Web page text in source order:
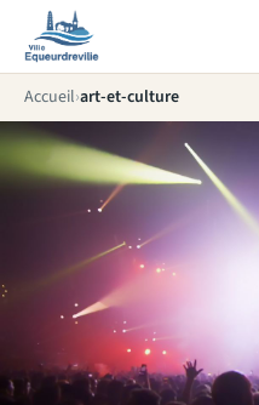
Accueil art-et-culture